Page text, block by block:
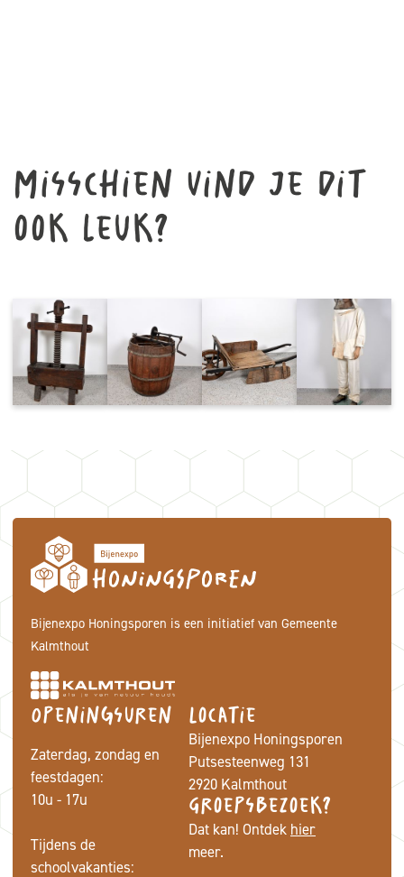
Misschien vind je dit
ook leuk?
Bijenexpo Honingsporen is een initiatief van Gemeente
Kalmthout
Openingsuren
Zaterdag, zondag en
feestdagen:
10u - 17u
Tijdens de
schoolvakanties:
Locatie
Bijenexpo Honingsporen
Putsesteenweg 131
2920 Kalmthout
Groepsbezoek?
Dat kan! Ontdek hier
meer.